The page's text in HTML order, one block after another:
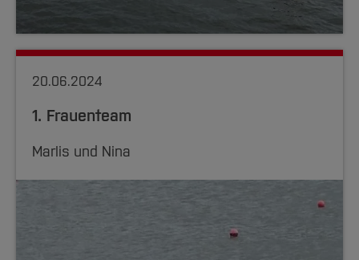
20.06.2024
1. Frauenteam
Marlis und Nina